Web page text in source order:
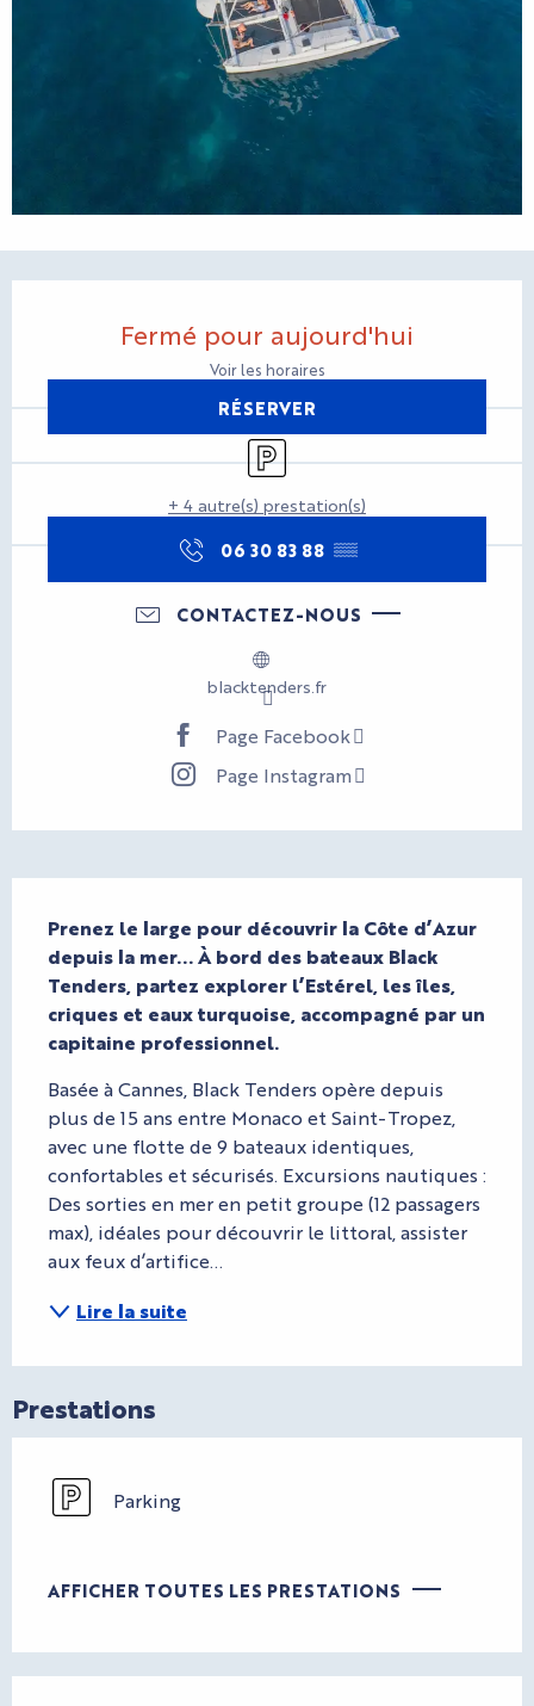
Fermé pour aujourd'hui
Voir les horaires
RÉSERVER
Parking
+ 4 autre(s) prestation(s)
06 30 83 88 ▒▒
CONTACTEZ-NOUS
blacktenders.fr
Page Facebook
Page Instagram
Description
Prenez le large pour découvrir la Côte d’Azur
depuis la mer... À bord des bateaux Black
Tenders, partez explorer l’Estérel, les îles,
criques et eaux turquoise, accompagné par un
capitaine professionnel.
Basée à Cannes, Black Tenders opère depuis
plus de 15 ans entre Monaco et Saint-Tropez,
avec une flotte de 9 bateaux identiques,
confortables et sécurisés. Excursions nautiques :
Des sorties en mer en petit groupe (12 passagers
max), idéales pour découvrir le littoral, assister
aux feux d’artifice...
Lire la suite
Prestations
Parking
AFFICHER TOUTES LES PRESTATIONS